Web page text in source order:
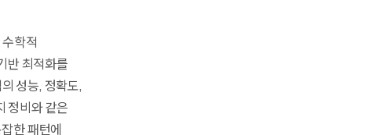
학적
반 최적화를
성능, 정확도,
정비와 같은
한 패턴에